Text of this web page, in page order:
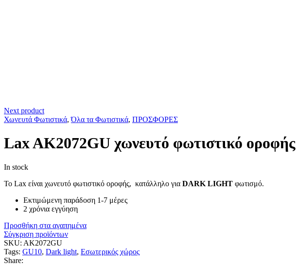
Next product
Χωνευτά Φωτιστικά,Όλα τα Φωτιστικά, ΠΡΟΣΦΟΡΕΣ
Lax AK2072GU χωνευτό φωτιστικό οροφής
In stock
Το Lax είναι χωνευτό φωτιστικό οροφής, κατάλληλο για DARK LIGHT φωτισμό.
Εκτιμώμενη παράδοση 1-7 μέρες
2 χρόνια εγγύηση
Προσθήκη στα αγαπημένα
Σύγκριση προϊόντων
SKU: AK2072GU
Tags: GU10, Dark light, Εσωτερικός χώρος
Share: